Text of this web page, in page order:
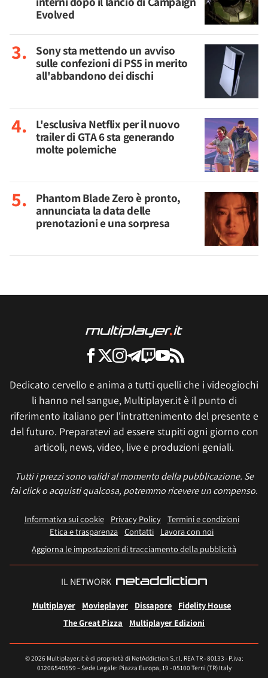
Evolved
Sony sta mettendo un avviso
sulle confezioni di PS5 in merito
all'abbandono dei dischi
L'esclusiva Netflix per il nuovo
trailer di GTA 6 sta generando
molte polemiche
Phantom Blade Zero è pronto,
annunciata la data delle
prenotazioni e una sorpresa
Dedicato cervello e anima a tutti quelli che i videogiochi
li hanno nel sangue, Multiplayer.it è il punto di
riferimento italiano per l'intrattenimento del presente e
del futuro. Preparatevi ad essere stupiti ogni giorno con
articoli, news, video, live e produzioni geniali.
Tutti i prezzi sono validi al momento della pubblicazione. Se
fai click o acquisti qualcosa, potremmo ricevere un compenso.
Informativa sui cookie Privacy Policy
Termini e condizioni
Etica e trasparenza Contatti
Lavora con noi
Aggiorna le impostazioni di tracciamento della pubblicità
IL NETWORK
Multiplayer Movieplayer Dissapore
Fidelity House
The Great Pizza
Multiplayer Edizioni
© 2026 Multiplayer.it è di proprietà di NetAddiction S.r.l. REA TR - 80133 - P.iva:
01206540559 – Sede Legale: Piazza Europa, 19 - 05100 Terni (TR) Italy